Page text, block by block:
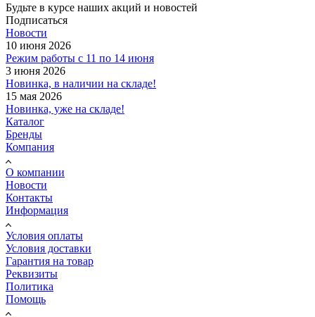
Будьте в курсе наших акций и новостей
Подписаться
Новости
10 июня 2026
Режим работы с 11 по 14 июня
3 июня 2026
Новинка, в наличии на складе!
15 мая 2026
Новинка, уже на складе!
Каталог
Бренды
Компания
О компании
Новости
Контакты
Информация
Условия оплаты
Условия доставки
Гарантия на товар
Реквизиты
Политика
Помощь